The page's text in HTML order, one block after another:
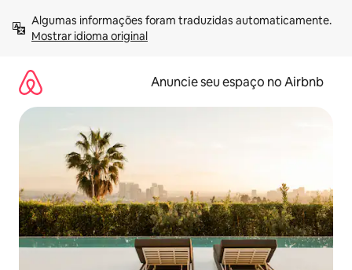
para
Mostrar idioma original
Anuncie seu espaço no Airbnb